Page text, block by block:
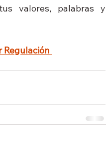
valores, palabras y
Regulación